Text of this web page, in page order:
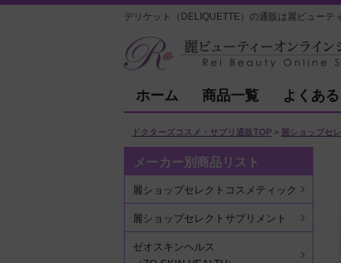
デリケット（DELIQUETTE）の通販は麗ビューテ
ホーム 商品一覧 よくあ
ドクターズコスメ・サプリ通販TOP 麗ショップセ
メーカー別商品リスト
麗ショップセレクトコスメティック
麗ショップセレクトサプリメント
ゼオスキンヘルス